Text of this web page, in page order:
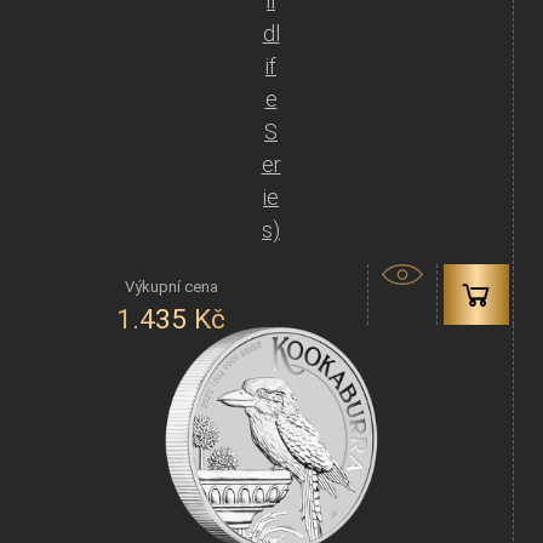
dl
if
e
S
er
ie
s)
1.435 Kč